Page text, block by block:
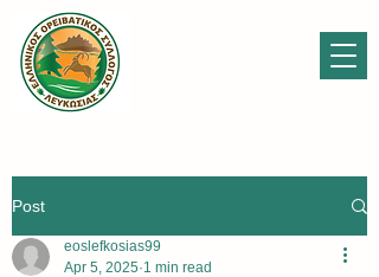
Post
eoslefkosias99
Apr 5, 2025 1 min read